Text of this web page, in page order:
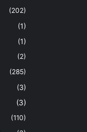
(202)
(1)
(1)
(2)
(285)
(3)
(3)
(110)